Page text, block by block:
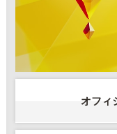
オフィ